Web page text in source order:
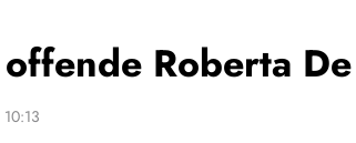
Roberta